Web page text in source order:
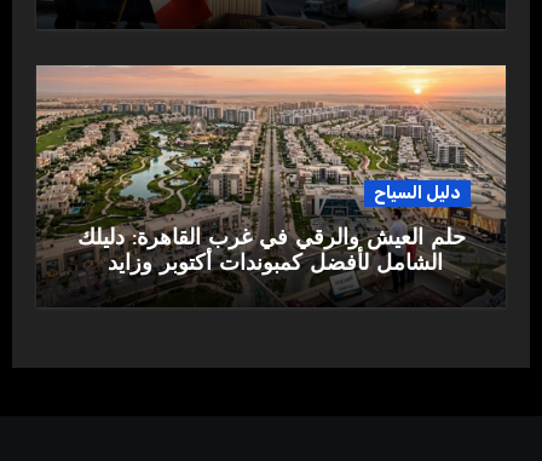
دليل السياح
حلم العيش والرقي في غرب القاهرة: دليلك
الشامل لأفضل كمبوندات أكتوبر وزايد